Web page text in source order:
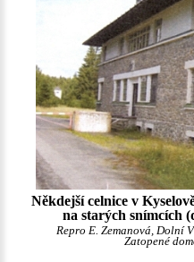
Někdejší celnice v
na starých snímcích
Repro E. Zemanová, Dolní
Zatopené